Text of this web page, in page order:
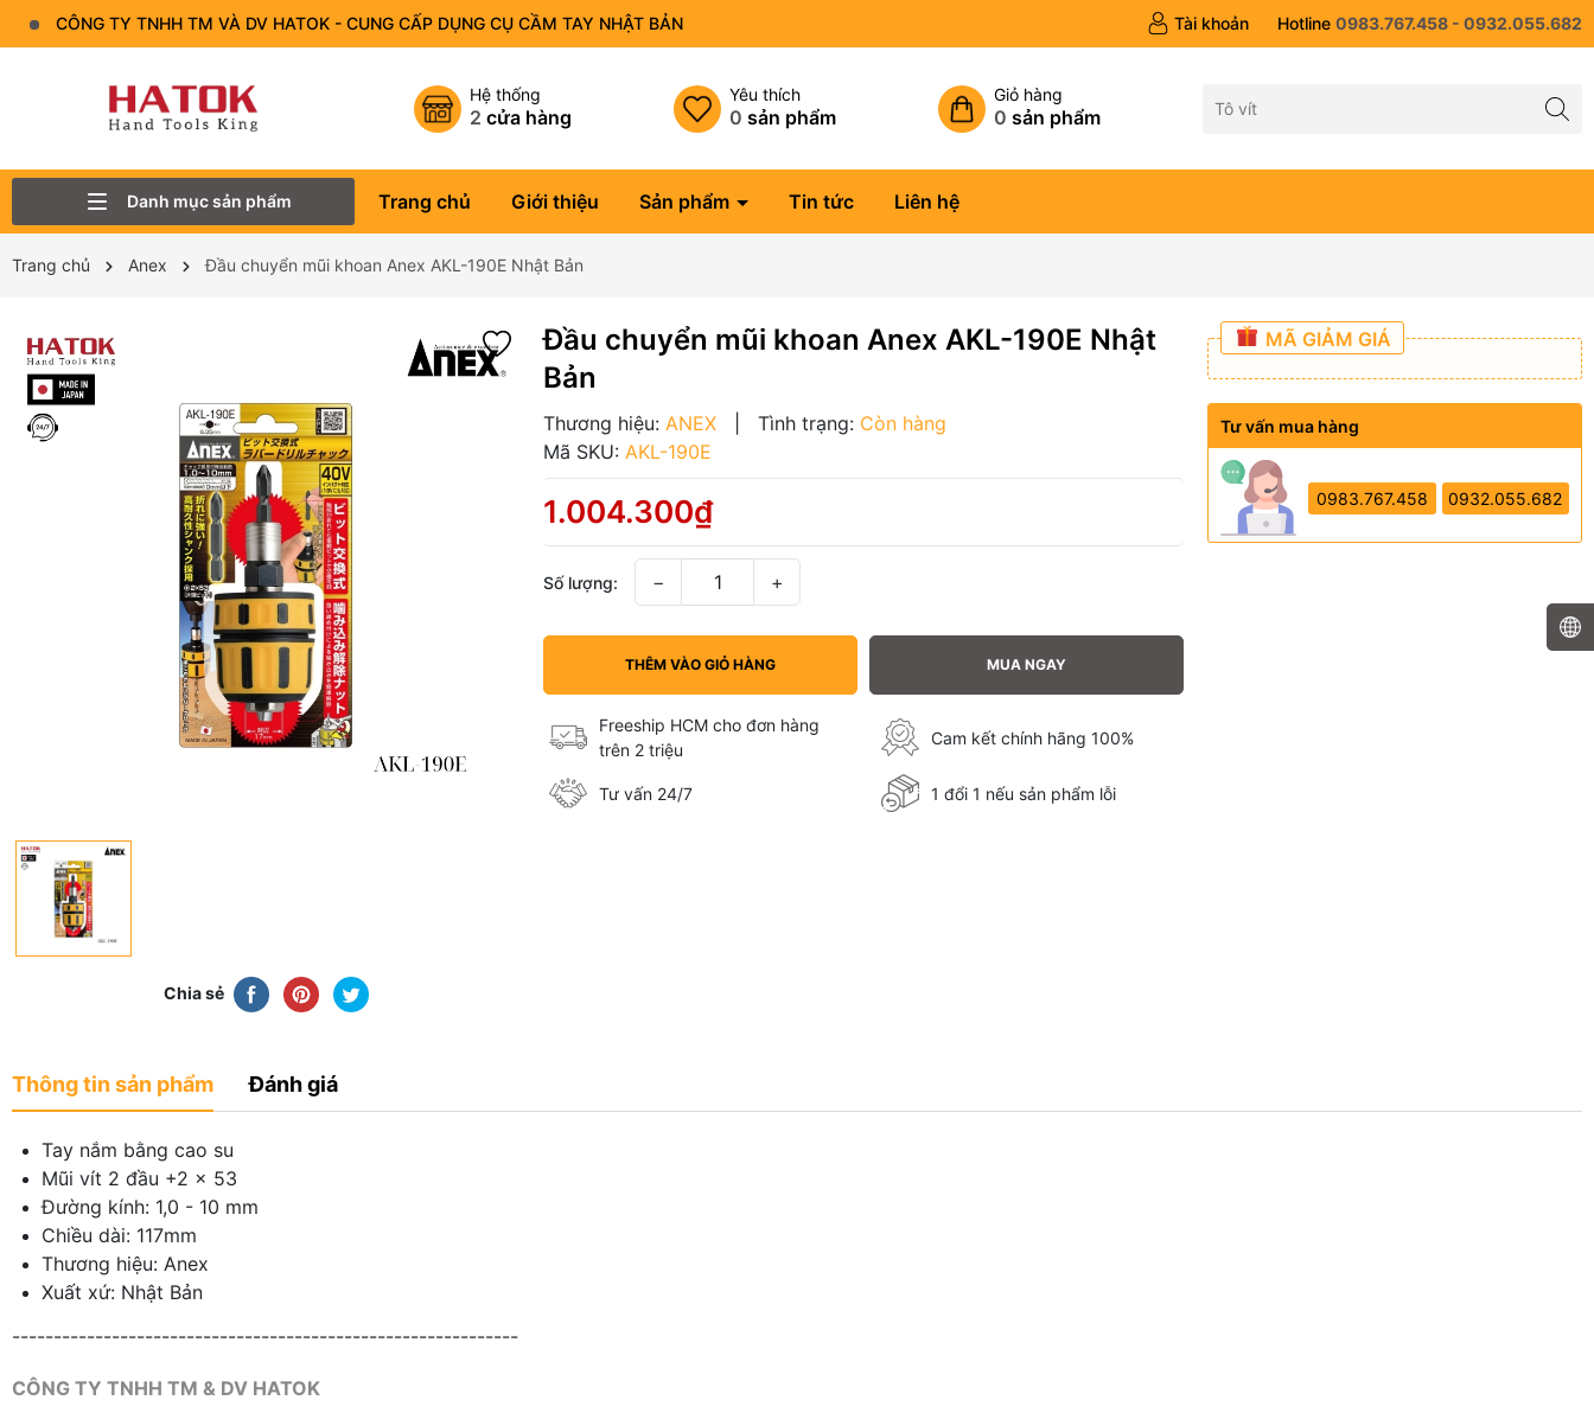
CÔNG TY TNHH TM VÀ DV HATOK - CUNG CẤP DỤNG CỤ CẦM TAY NHẬT BẢN Tài khoản Hotline 0983.767.458 - 0932.055.682
Hệ thống
2 cửa hàng
Yêu thích
0 sản phẩm
Giỏ hàng
0 sản phẩm
Danh mục sản phẩm Trang chủ Giới thiệu Sản phẩm Tin tức Liên hệ
Trang chủ Anex Đầu chuyển mũi khoan Anex AKL-190E Nhật Bản
Chia sẻ
Đầu chuyển mũi khoan Anex AKL-190E Nhật
Bản
Thương hiệu: ANEX Tình trạng: Còn hàng
Mã SKU: AKL-190E
1.004.300₫
Số lượng: − +
THÊM VÀO GIỎ HÀNG MUA NGAY
Freeship HCM cho đơn hàng
trên 2 triệu
Cam kết chính hãng 100%
Tư vấn 24/7 1 đổi 1 nếu sản phẩm lỗi
MÃ GIẢM GIÁ
Tư vấn mua hàng
0983.767.458 0932.055.682
Thông tin sản phẩm Đánh giá
Tay nắm bằng cao su
Mũi vít 2 đầu +2 x 53
Đường kính: 1,0 - 10 mm
Chiều dài: 117mm
Thương hiệu: Anex
Xuất xứ: Nhật Bản
-------------------------------------------------------------
CÔNG TY TNHH TM & DV HATOK